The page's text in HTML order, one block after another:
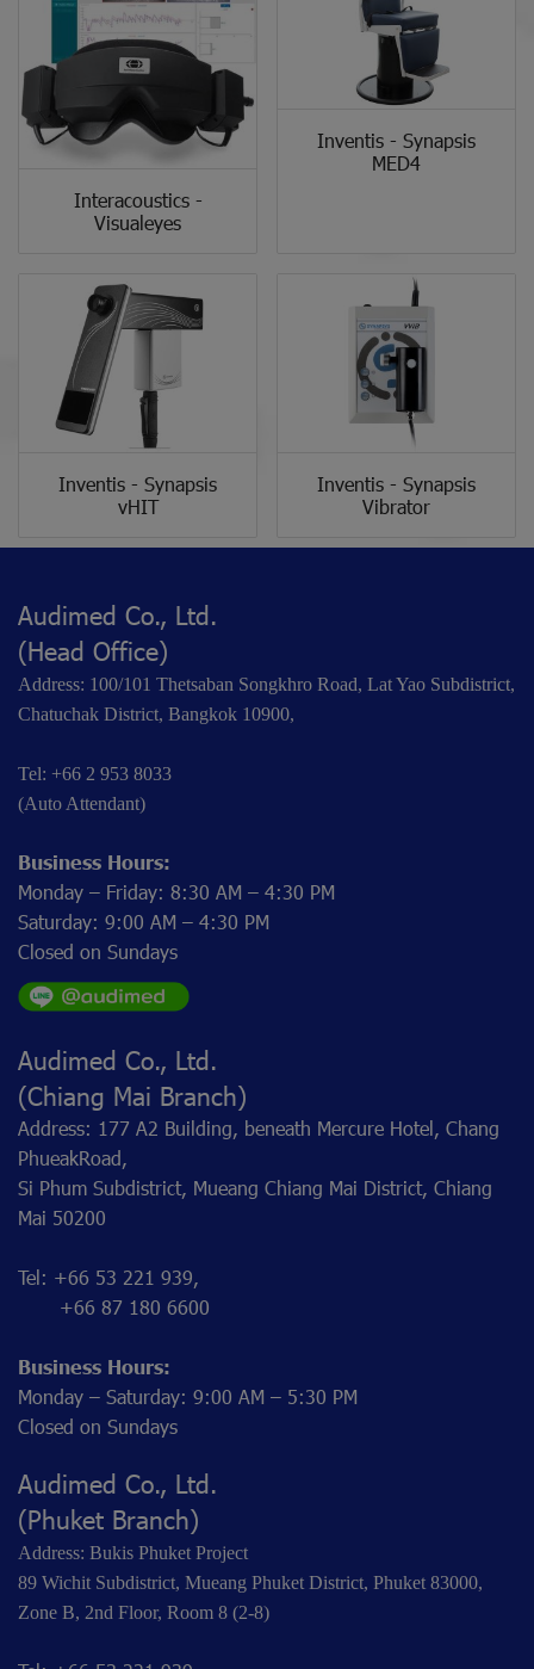
Interacoustics -
Visualeyes
Inventis - Synapsis
MED4
Inventis - Synapsis
vHIT
Inventis - Synapsis
Vibrator
Audimed Co., Ltd.
(Head Office)
Address: 100/101 Thetsaban Songkhro Road, Lat Yao Subdistrict,
Chatuchak District, Bangkok 10900,
Tel: +66 2 953 8033
(Auto Attendant)
Business Hours:
Monday – Friday: 8:30 AM – 4:30 PM
Saturday: 9:00 AM – 4:30 PM
Closed on Sundays
Audimed Co., Ltd.
(Chiang Mai Branch)
Address: 177 A2 Building, beneath Mercure Hotel, Chang
PhueakRoad,
Si Phum Subdistrict, Mueang Chiang Mai District, Chiang
Mai 50200
Tel: +66 53 221 939,
+66 87 180 6600
Business Hours:
Monday – Saturday: 9:00 AM – 5:30 PM
Closed on Sundays
Audimed Co., Ltd.
(Phuket Branch)
Address: Bukis Phuket Project
89 Wichit Subdistrict, Mueang Phuket District, Phuket 83000,
Zone B, 2nd Floor, Room 8 (2-8)